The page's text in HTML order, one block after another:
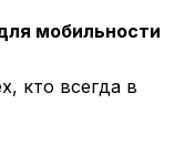
мобильности
кто всегда в